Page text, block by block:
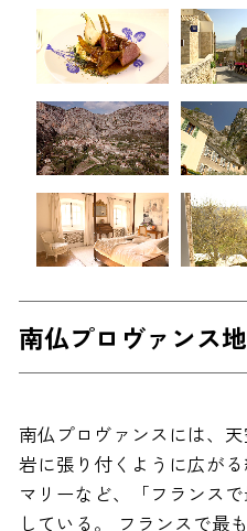
南仏プロヴァンス
南仏プロヴァンスには、
岩に張り付くように広が
マリーなど、「フランス
している。 フランスで最